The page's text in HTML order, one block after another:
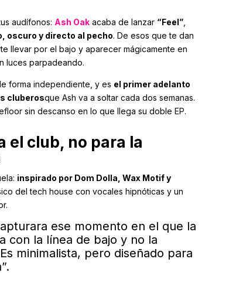
audífonos: Ash Oak acaba de lanzar “Feel”
oscuro y directo al pecho. De esos que te dan
llevar por el bajo y aparecer mágicamente en
luces parpadeando.
forma independiente, y es el primer adelanto
cluberosque Ash va a soltar cada dos semanas.
sin descanso en lo que llega su doble EP.
el club, no para la
inspirado por Dom Dolla, Wax Motif y
del tech house con vocales hipnóticas y un
ese momento en el que la
con la línea de bajo y no la
minimalista, pero diseñado para